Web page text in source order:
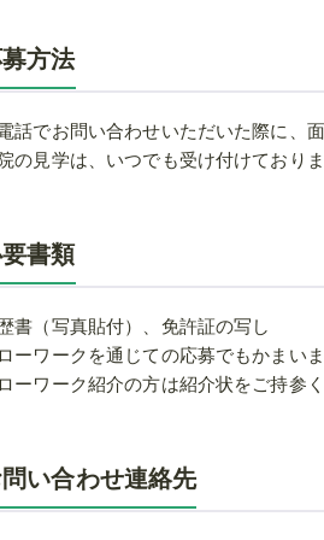
方法
話でお問い合わせいただいた際に、
の見学は、いつでも受け付けており
書類
書（写真貼付）、免許証の写し
ーワークを通じての応募でもかまい
ーワーク紹介の方は紹介状をご持参
い合わせ連絡先